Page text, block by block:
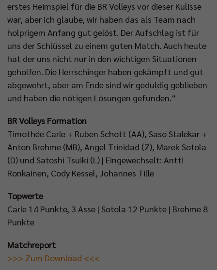
erstes Heimspiel für die BR Volleys vor dieser Kulisse
war, aber ich glaube, wir haben das als Team nach
holprigem Anfang gut gelöst. Der Aufschlag ist für
uns der Schlüssel zu einem guten Match. Auch heute
hat der uns nicht nur in den wichtigen Situationen
geholfen. Die Herrschinger haben gekämpft und gut
abgewehrt, aber am Ende sind wir geduldig geblieben
und haben die nötigen Lösungen gefunden.“
BR Volleys Formation
Timothée Carle + Ruben Schott (AA), Saso Stalekar +
Anton Brehme (MB), Angel Trinidad (Z), Marek Sotola
(D) und Satoshi Tsuiki (L) | Eingewechselt: Antti
Ronkainen, Cody Kessel, Johannes Tille
Topwerte
Carle 14 Punkte, 3 Asse | Sotola 12 Punkte | Brehme 8
Punkte
Matchreport
>>> Zum Download <<<